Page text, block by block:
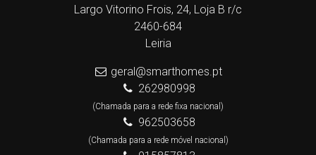
Largo Vitorino Frois, 24, Loja B r/c
2460-684
Leiria
geral@smarthomes.pt
262980998
(Chamada para a rede fixa nacional)
962503658
(Chamada para a rede móvel nacional)